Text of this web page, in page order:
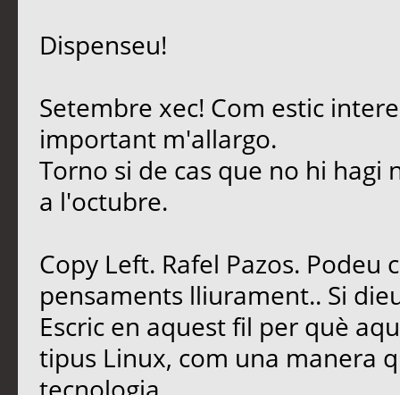
Dispenseu!
Setembre xec! Com estic
important m'allargo.
Torno si de cas que no hi
a l'octubre.
Copy Left. Rafel Pazos.
pensaments lliurament.. Si
Escric en aquest fil per què
tipus Linux, com una manera